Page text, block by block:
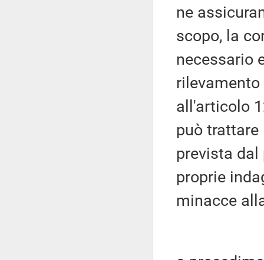
ne
scopo, la
necessario
rilevamento
all'articolo
può
prevista dal
proprie
minacce